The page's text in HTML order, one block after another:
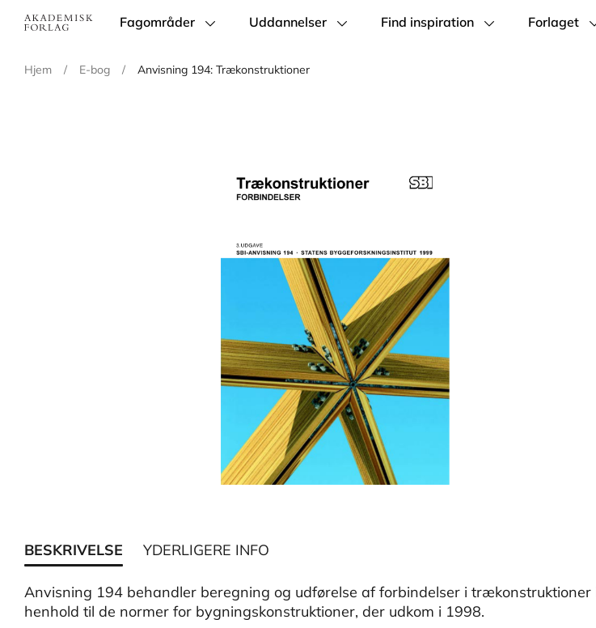
Main
Fagområder Uddannelser Find inspiration Forlaget
Hjem / E-bog / Anvisning 194: Trækonstruktioner
BESKRIVELSE YDERLIGERE INFO
Anvisning 194 behandler beregning og udførelse af forbindelser i trækonstruktioner
henhold til de normer for bygningskonstruktioner, der udkom i 1998.